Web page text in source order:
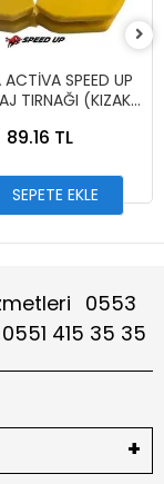
SPEED UP
TIRNAĞI (KIZAK
89.16 TL
SEPETE EKLE
0553
415 35 35